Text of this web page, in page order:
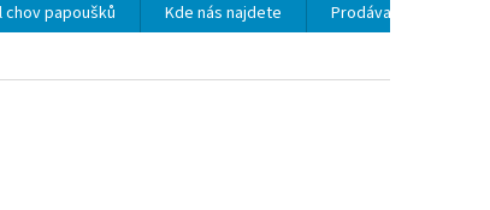
chov papoušků Kde nás najdete
Prodávané značky